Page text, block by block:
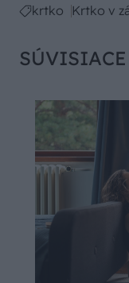
krtko
Krtko v
SÚVISIACE